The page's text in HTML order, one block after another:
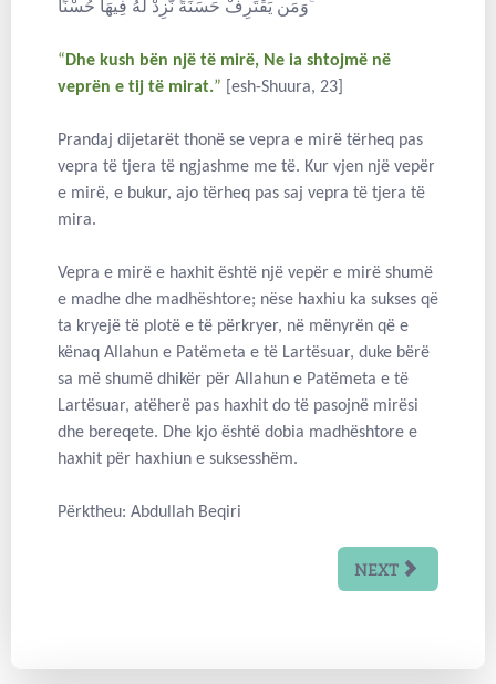
وَمَن يَقْتَرِفْ حَسَنَةً نَّزِدْ لَهُ فِيهَا حُسْنًا ۚ
“Dhe kush bën një të mirë, Ne ia shtojmë në
veprën e tij të mirat.” [esh-Shuura, 23]
Prandaj dijetarët thonë se vepra e mirë tërheq pas
vepra të tjera të ngjashme me të. Kur vjen një vepër
e mirë, e bukur, ajo tërheq pas saj vepra të tjera të
mira.
Vepra e mirë e haxhit është një vepër e mirë shumë
e madhe dhe madhështore; nëse haxhiu ka sukses që
ta kryejë të plotë e të përkryer, në mënyrën që e
kënaq Allahun e Patëmeta e të Lartësuar, duke bërë
sa më shumë dhikër për Allahun e Patëmeta e të
Lartësuar, atëherë pas haxhit do të pasojnë mirësi
dhe bereqete. Dhe kjo është dobia madhështore e
haxhit për haxhiun e suksesshëm.
Përktheu: Abdullah Beqiri
NEXT